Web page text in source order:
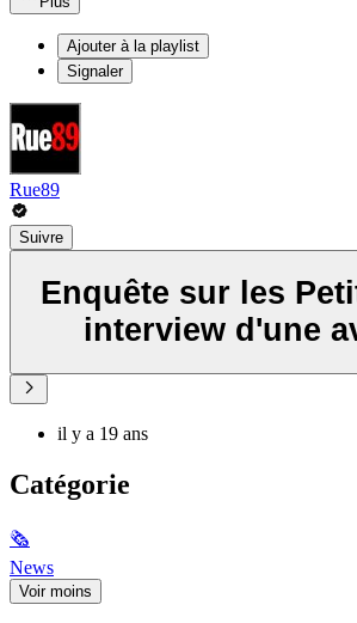
Ajouter à la playlist
Signaler
Rue89
Suivre
Enquête sur les
interview d'une
il y a 19 ans
Catégorie
🗞
News
Voir moins